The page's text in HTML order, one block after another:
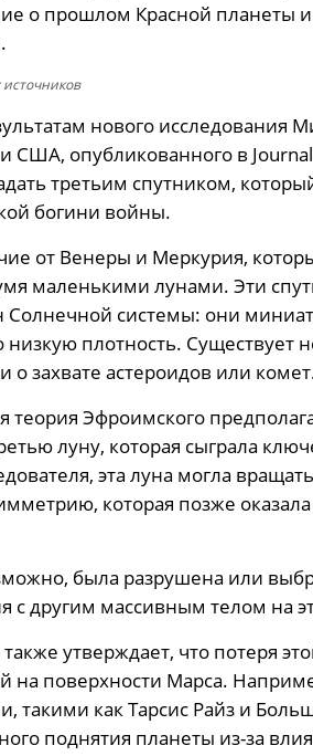
о прошлом Красной планеты
нового исследования
США, опубликованного в
третьим спутником,
богини войны.
от Венеры и Меркурия,
маленькими лунами. Эти
Солнечной системы: они
низкую плотность. Существует
о захвате астероидов или
теория Эфроимского
луну, которая сыграла
эта луна могла
которая позже
была разрушена или
с другим массивным телом на
утверждает, что потеря
на поверхности Марса.
такими как Тарсис Райз и
поднятия планеты из-за